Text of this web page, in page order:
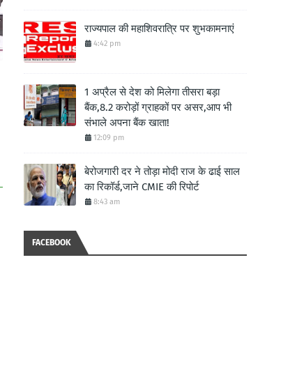
राज्यपाल की महाशिवरात्रि पर शुभकामनाएं
4:42 pm
1 अप्रैल से देश को मिलेगा तीसरा बड़ा
बैंक,8.2 करोड़ों ग्राहकों पर असर,आप भी
संभाले अपना बैंक खाता!
12:09 pm
बेरोजगारी दर ने तोड़ा मोदी राज के ढाई साल
का रिकॉर्ड,जाने CMIE की रिपोर्ट
8:43 am
FACEBOOK